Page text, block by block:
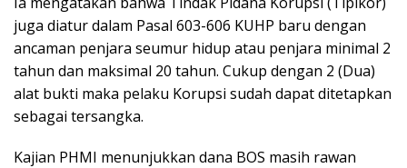
juga diatur dalam Pasal 603-606 KUHP baru dengan
ancaman penjara seumur hidup atau penjara minimal 2
tahun dan maksimal 20 tahun. Cukup dengan 2 (Dua)
alat bukti maka pelaku Korupsi sudah dapat ditetapkan
sebagai tersangka.
Kajian PHMI menunjukkan dana BOS masih rawan